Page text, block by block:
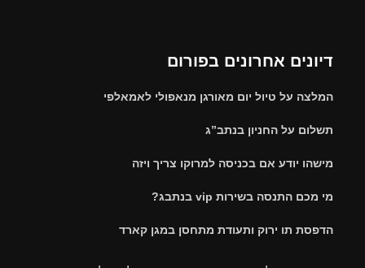
דיונים אחרונים בפורום
המלצה על טיול יום מאורגן מנאפולי לאמאלפי
תשלום על החניון בנתב”ג
מישהו יודע אם בכניסה למרוקו צריך ויזה
מי מכם התנסה בשירות vip בנתבג?
הדפסת תו ירוק ותעודת מתחסן במגן קארד